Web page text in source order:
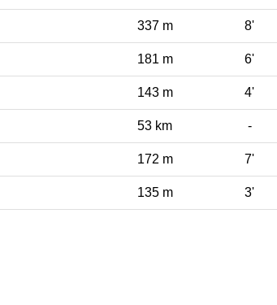
337 m 8'
181 m 6'
143 m 4'
53 km -
172 m 7'
135 m 3'